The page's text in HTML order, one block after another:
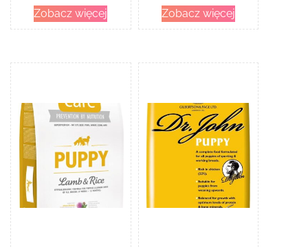
Zobacz więcej Zobacz więcej